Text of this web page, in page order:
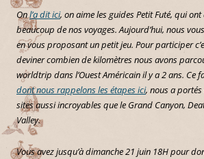
Onl’a dit ici, on aime les guides Petit Futé, qui
beaucoup de nos voyages. Aujourd’hui, nous
en vous proposant un petit jeu. Pour participer
deviner combien de kilomètres nous avons
worldtrip dans l’Ouest Américain il y a 2 ans. Ce
dont nous rappelons les étapes ici, nous a
sites aussi incroyables que le Grand Canyon,
Valley.
Vous avez jusqu’à dimanche 21 juin 18H pour